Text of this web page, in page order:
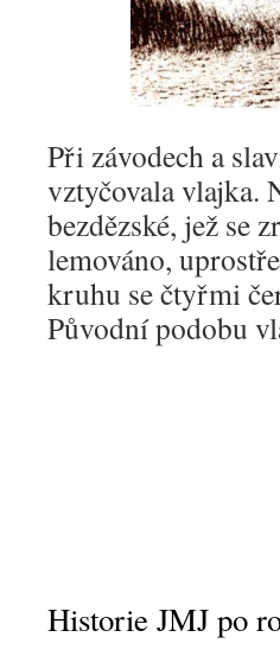
Při závodech a
vztyčovala vlajka.
bezdězské, jež se
lemováno,
kruhu se čtyřmi
Původní podobu
Historie JMJ po